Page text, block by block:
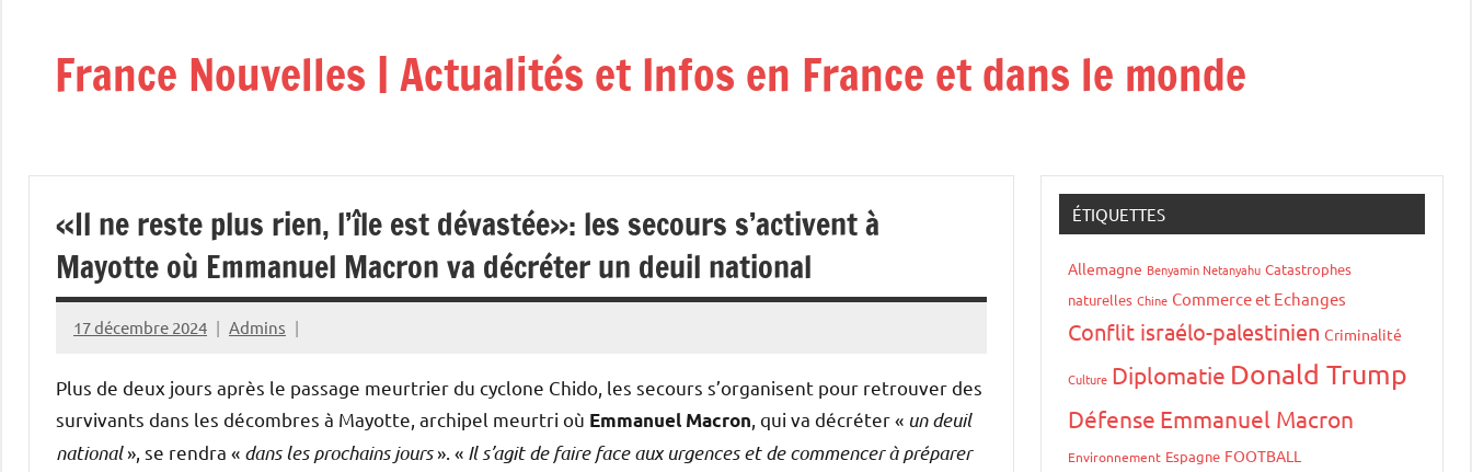
contenuFrance Nouvelles | Actualités et Infos en France et dans le monde
«Il ne reste plus rien, l’île est dévastée»: les secours s’activent à
Mayotte où Emmanuel Macron va décréter un deuil national
17 décembre 2024 Admins
Plus de deux jours après le passage meurtrier du cyclone Chido, les secours s’organisent pour retrouver des
survivants dans les décombres à Mayotte, archipel meurtri où Emmanuel Macron , qui va décréter « un deuil
national», se rendra « dans les prochains jours». « Il s’agit de faire face aux urgences et de commencer à préparer
ÉTIQUETTES
Allemagne Benyamin Netanyahu Catastrophes
naturelles Chine Commerce et Echanges
Conflit israélo-palestinien Criminalité
Culture Diplomatie Donald Trump
Défense Emmanuel Macron
Environnement Espagne FOOTBALL